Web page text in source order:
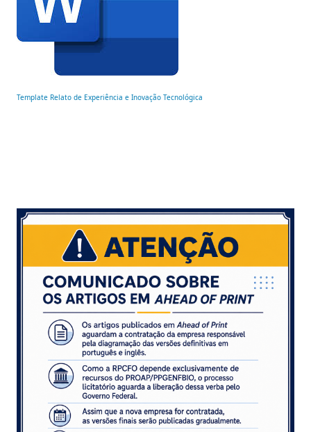
Template Relato de Experiência e Inovação Tecnológica